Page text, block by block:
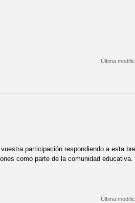
Última
participación respondiendo a esta
como parte de la comunidad educativa.
Última